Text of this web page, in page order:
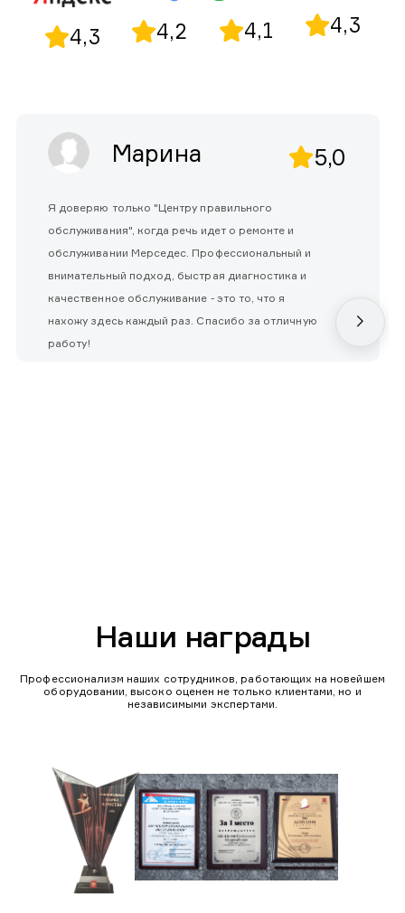
4,3 4,2 4,1 4,3
Марина 5,0
Я доверяю только "Центру правильного
обслуживания", когда речь идет о ремонте и
обслуживании Мерседес. Профессиональный и
внимательный подход, быстрая диагностика и
качественное обслуживание - это то, что я
нахожу здесь каждый раз. Спасибо за отличную
работу!
Наши награды
Профессионализм наших сотрудников, работающих на новейшем
оборудовании, высоко оценен не только клиентами, но и
независимыми экспертами.